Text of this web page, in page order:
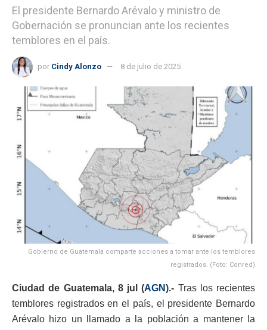
El presidente Bernardo Arévalo y ministro de
Gobernación se pronuncian ante los recientes
temblores en el país.
por Cindy Alonzo 8 de julio de 2025
Gobierno de Guatemala comparte acciones a tomar ante los temblores
registrados. (Foto: Conred)
Ciudad de Guatemala, 8 jul (AGN).- Tras los recientes
temblores registrados en el país, el presidente Bernardo
Arévalo hizo un llamado a la población a mantener la